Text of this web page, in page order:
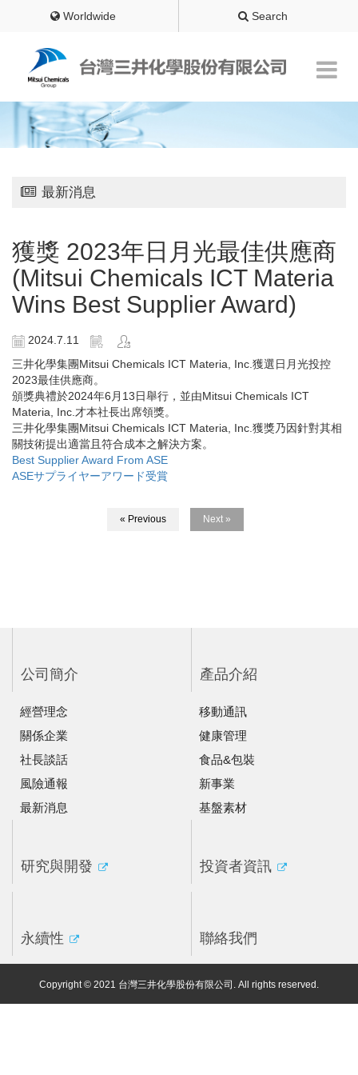
Worldwide Search
最新消息
獲獎 2023年日月光最佳供應商
(Mitsui Chemicals ICT Materia
Wins Best Supplier Award)
2024.7.11
三井化學集團Mitsui Chemicals ICT Materia, Inc.獲選日月光投控
2023最佳供應商。
頒獎典禮於2024年6月13日舉行，並由Mitsui Chemicals ICT
Materia, Inc.才本社長出席領獎。
三井化學集團Mitsui Chemicals ICT Materia, Inc.獲獎乃因針對其相
關技術提出適當且符合成本之解決方案。
Best Supplier Award From ASE
ASEサプライヤーアワード受賞
« Previous Next »
公司簡介
經營理念
關係企業
社長談話
風險通報
最新消息
產品介紹
移動通訊
健康管理
食品&包裝
新事業
基盤素材
研究與開發 投資者資訊
永續性 聯絡我們
Copyright © 2021 台灣三井化學股份有限公司. All rights reserved.